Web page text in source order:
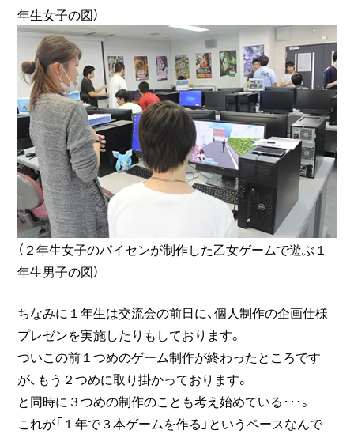
年生女子の図）
（２年生女子のパイセンが制作した乙女ゲームで遊ぶ１
年生男子の図）
ちなみに１年生は交流会の前日に、個人制作の企画仕様
プレゼンを実施したりもしております。
ついこの前１つめのゲーム制作が終わったところです
が、もう２つめに取り掛かっております。
と同時に３つめの制作のことも考え始めている･･･。
これが「１年で３本ゲームを作る」というペースなんで